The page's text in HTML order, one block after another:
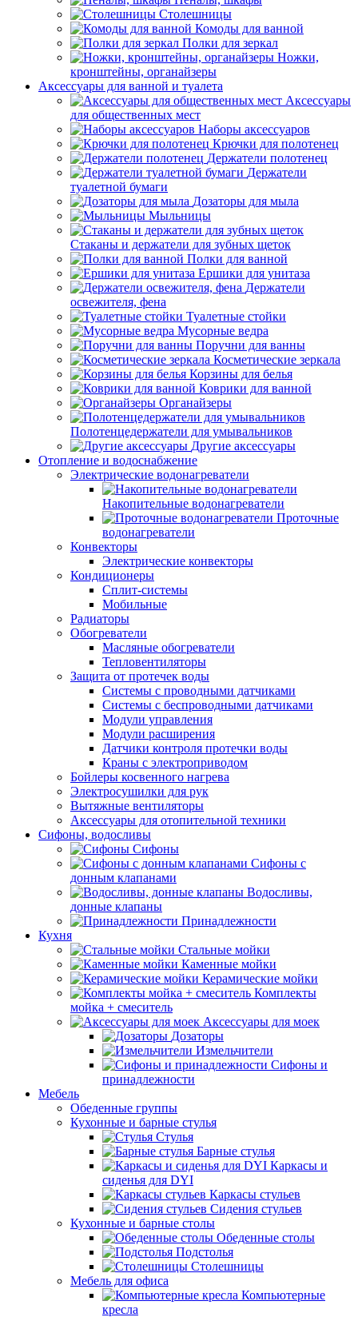
Столешницы
Комоды для ванной
Полки для зеркал
Ножки,
кронштейны, органайзеры
Аксессуары для ванной и туалета
Аксессуары
для общественных мест
Наборы аксессуаров
Крючки для полотенец
Держатели полотенец
Держатели
туалетной бумаги
Дозаторы для мыла
Мыльницы
Стаканы и держатели для зубных щеток
Полки для ванной
Ершики для унитаза
Держатели
освежителя, фена
Туалетные стойки
Мусорные ведра
Поручни для ванны
Косметические зеркала
Корзины для белья
Коврики для ванной
Органайзеры
Полотенцедержатели для умывальников
Другие аксессуары
Отопление и водоснабжение
Электрические водонагреватели
Накопительные водонагреватели
Проточные
водонагреватели
Конвекторы
Электрические конвекторы
Кондиционеры
Сплит-системы
Мобильные
Радиаторы
Обогреватели
Масляные обогреватели
Тепловентиляторы
Защита от протечек воды
Системы с проводными датчиками
Системы с беспроводными датчиками
Модули управления
Модули расширения
Датчики контроля протечки воды
Краны с электроприводом
Бойлеры косвенного нагрева
Электросушилки для рук
Вытяжные вентиляторы
Аксессуары для отопительной техники
Сифоны, водосливы
Сифоны
Сифоны с
донным клапанами
Водосливы,
донные клапаны
Принадлежности
Кухня
Стальные мойки
Каменные мойки
Керамические мойки
Комплекты
мойка + смеситель
Аксессуары для моек
Дозаторы
Измельчители
Сифоны и
принадлежности
Мебель
Обеденные группы
Кухонные и барные стулья
Стулья
Барные стулья
Каркасы и
сиденья для DYI
Каркасы стульев
Сидения стульев
Кухонные и барные столы
Обеденные столы
Подстолья
Столешницы
Мебель для офиса
Компьютерные
кресла